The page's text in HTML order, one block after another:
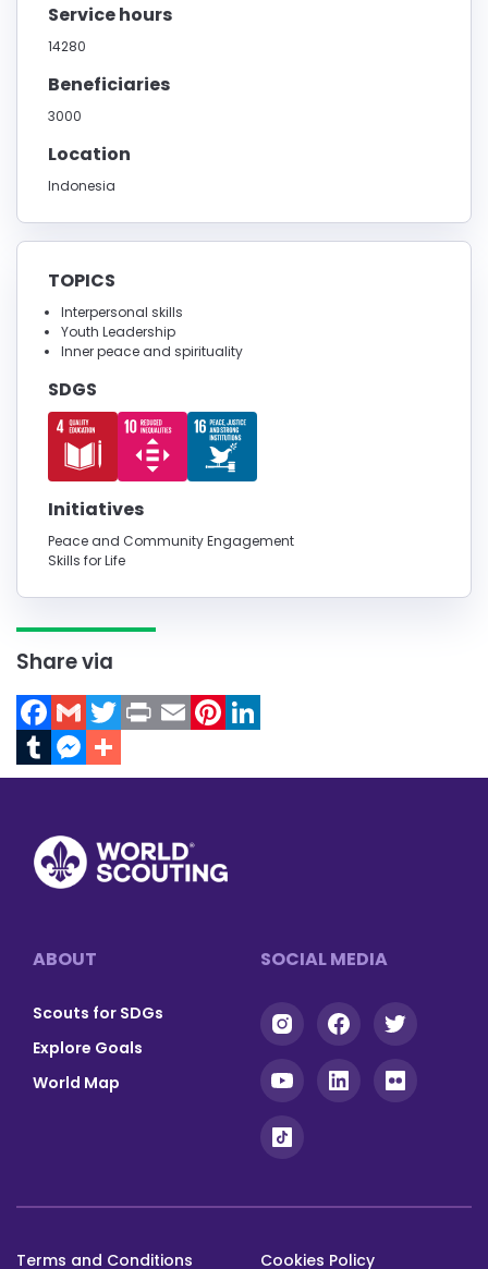
Service hours
14280
Beneficiaries
3000
Location
Indonesia
TOPICS
Interpersonal skills
Youth Leadership
Inner peace and spirituality
SDGS
Initiatives
Peace and Community Engagement
Skills for Life
Share via
Facebook
GmailTwitter
TumblrMessenger
Footer
ABOUT
Scouts for SDGs
Explore Goals
World Map
SOCIAL MEDIA
Terms and Conditions Cookies Policy